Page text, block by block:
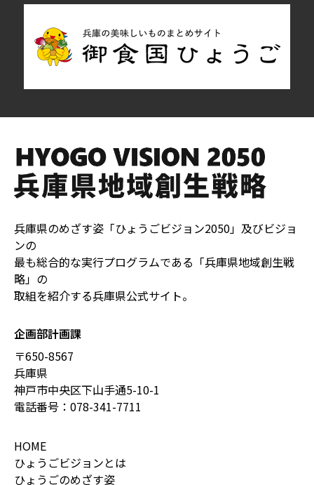
兵庫県のめざす姿「ひょうごビジョン2050」及びビジョ
ンの
最も総合的な実行プログラムである「兵庫県地域創生戦
略」の
取組を紹介する兵庫県公式サイト。
企画部計画課
〒650-8567
兵庫県
神戸市中央区下山手通5-10-1
電話番号： 078-341-7711
HOME
ひょうごビジョンとは
ひょうごのめざす姿